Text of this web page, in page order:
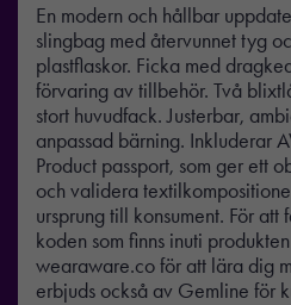
En modern och hållbar
slingbag med återvunnet tyg
plastflaskor. Ficka med
förvaring av tillbehör. Två
stort huvudfack. Justerbar,
anpassad bärning. Inkluderar
Product passport, som ger ett
och validera
ursprung till konsument. För
koden som finns inuti
wearaware.co för att lära dig
erbjuds också av Gemline för